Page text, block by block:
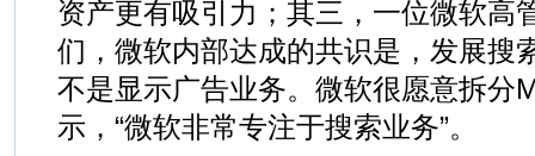
资产更有吸引力；其三，一位微软高
们，微软内部达成的共识是，发展搜
不是显示广告业务。微软很愿意拆分
示，“微软非常专注于搜索业务”。